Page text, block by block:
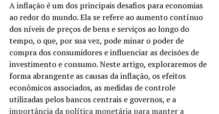
A inflação é um dos principais desafios para economias
ao redor do mundo. Ela se refere ao aumento contínuo
dos níveis de preços de bens e serviços ao longo do
tempo, o que, por sua vez, pode minar o poder de
compra dos consumidores e influenciar as decisões de
investimento e consumo. Neste artigo, exploraremos de
forma abrangente as causas da inflação, os efeitos
econômicos associados, as medidas de controle
utilizadas pelos bancos centrais e governos, e a
importância da política monetária para manter a